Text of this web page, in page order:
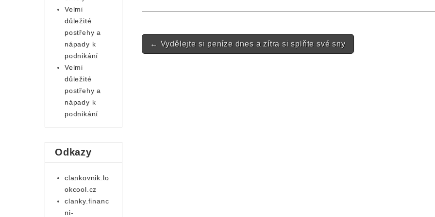
Post navigation
← Vydělejte si peníze dnes a zítra si splňte své sny
Velmi
důležité
postřehy a
nápady k
podnikání
Velmi
důležité
postřehy a
nápady k
podnikání
Odkazy
clankovnik.lo
okcool.cz
clanky.financ
ni-